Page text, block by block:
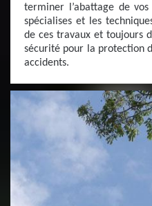
terminer l’abattage de
spécialises et les
de ces travaux et toujours
sécurité pour la protection
accidents.